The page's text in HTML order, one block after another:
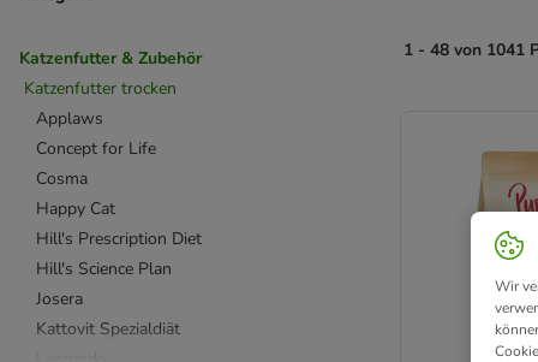
Katzenfutter & Zubehör
Katzenfutter trocken
Applaws
Concept for Life
Cosma
Happy Cat
Hill's Prescription Diet
Hill's Science Plan
Josera
Kattovit Spezialdiät
1 - 48 von 1041
Wir